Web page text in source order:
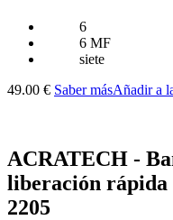
6
6 MF
siete
49.00 € Saber másAñadir a
ACRATECH -
liberación rápida
2205